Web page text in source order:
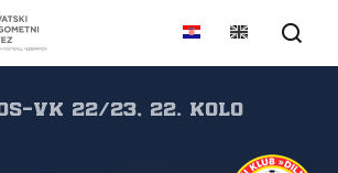
Vk 22/23, 22. kolo